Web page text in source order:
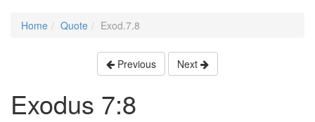
Home Quote Exod.7.8
Previous Next
Exodus 7:8